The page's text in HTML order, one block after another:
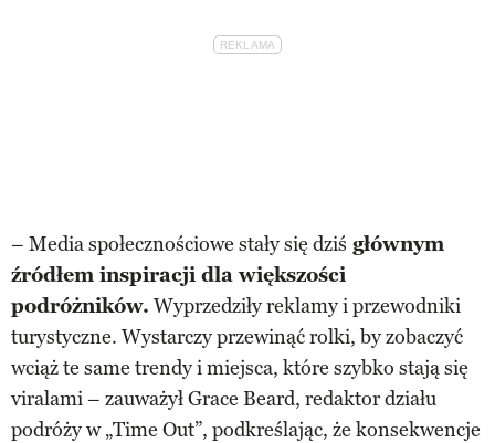
– Media społecznościowe stały się dziś głównym
źródłem inspiracji dla większości
podróżników. Wyprzedziły reklamy i przewodniki
turystyczne. Wystarczy przewinąć rolki, by zobaczyć
wciąż te same trendy i miejsca, które szybko stają się
viralami – zauważył Grace Beard, redaktor działu
podróży w „Time Out”, podkreślając, że konsekwencje